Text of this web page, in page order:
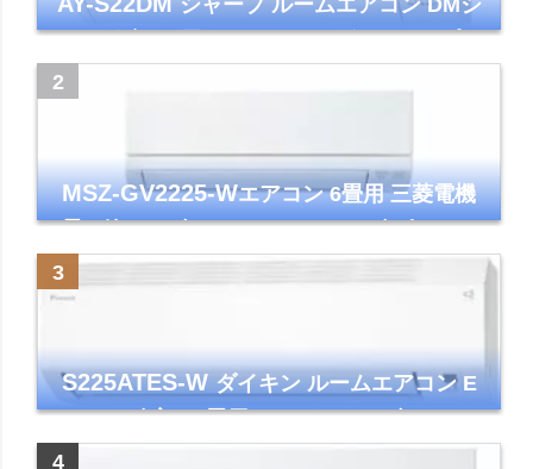
リーズ 主に6畳 ホワイト 2024年モデル プラ
MSZ-GV2225-Wエアコン 6畳用 三菱電機
霧ヶ峰 2025年モデル GVシリーズ ピュアホ
ワイト 清潔 除湿 単相100V
S225ATES-Wダイキン ルームエアコン E
シリーズ 主に6畳用 ホワイト 2025年モデル